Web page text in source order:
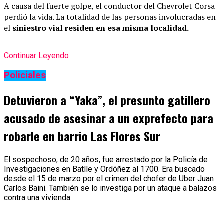
A causa del fuerte golpe, el conductor del Chevrolet Corsa
perdió la vida. La totalidad de las personas involucradas en
el siniestro vial residen en esa misma localidad.
Continuar Leyendo
Policiales
Detuvieron a “Yaka”, el presunto gatillero
acusado de asesinar a un exprefecto para
robarle en barrio Las Flores Sur
El sospechoso, de 20 años, fue arrestado por la Policía de
Investigaciones en Batlle y Ordóñez al 1700. Era buscado
desde el 15 de marzo por el crimen del chofer de Uber Juan
Carlos Baini. También se lo investiga por un ataque a balazos
contra una vivienda.